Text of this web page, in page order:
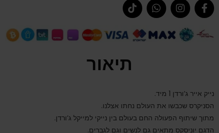
תיאור
נייק אייר ג’ורדן 1 מיד.
הסניקרס שכבשו את העולם נחתו אצלנו.
מתוך שיתוף הפעולה החם בעולם בין נייקי למייקל ג’ורדן.
הדגם יוניסקס מתאים גם לנשים וגם לגברים.